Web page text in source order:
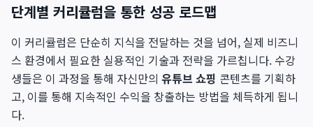
단계별 커리큘럼을 통한 성공 로드맵
이 커리큘럼은 단순히 지식을 전달하는 것을 넘어, 실제 비즈니
스 환경에서 필요한 실용적인 기술과 전략을 가르칩니다. 수강
생들은 이 과정을 통해 자신만의 유튜브 쇼핑 콘텐츠를 기획하
고, 이를 통해 지속적인 수익을 창출하는 방법을 체득하게 됩니
다.